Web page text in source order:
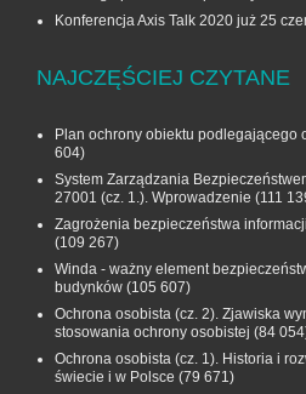
Konferencja Axis Talk 2020 już 25
NAJCZĘŚCIEJ CZYTANE
Plan ochrony obiektu podlegającego
604)
System Zarządzania
27001 (cz. 1.). Wprowadzenie (111
Zagrożenia bezpieczeństwa
(109 267)
Winda - ważny element
budynków (105 607)
Ochrona osobista (cz. 2). Zjawiska
stosowania ochrony osobistej (84
Ochrona osobista (cz. 1). Historia i
świecie i w Polsce (79 671)